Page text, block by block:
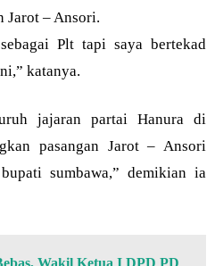
Jarot – Ansori.
Plt tapi saya bertekad
katanya.
jajaran partai Hanura di
pasangan Jarot – Ansori
sumbawa,” demikian ia
Wakil Ketua I DPD PD